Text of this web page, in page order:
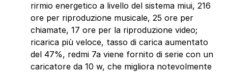
rirmio energetico a livello del sistema miui, 216
ore per riproduzione musicale, 25 ore per
chiamate, 17 ore per la riproduzione video;
ricarica più veloce, tasso di carica aumentato
del 47%, redmi 7a viene fornito di serie con un
caricatore da 10 w, che migliora notevolmente